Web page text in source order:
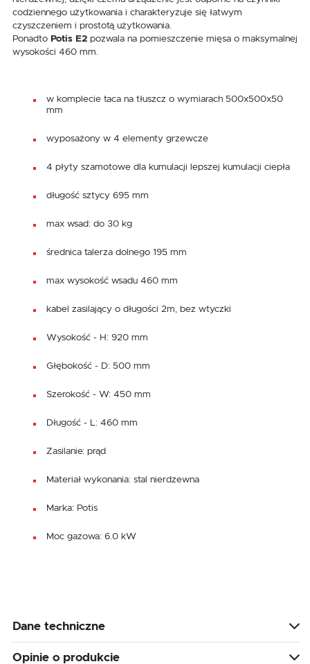
codziennego użytkowania i charakteryzuje się łatwym
czyszczeniem i prostotą użytkowania.
Ponadto Potis E2 pozwala na pomieszczenie mięsa o maksymalnej
wysokości 460 mm.
w komplecie taca na tłuszcz o wymiarach 500x500x50
mm
wyposażony w 4 elementy grzewcze
4 płyty szamotowe dla kumulacji lepszej kumulacji ciepła
długość sztycy 695 mm
max wsad: do 30 kg
średnica talerza dolnego 195 mm
max wysokość wsadu 460 mm
kabel zasilający o długości 2m, bez wtyczki
Wysokość - H: 920 mm
Głębokość - D: 500 mm
Szerokość - W: 450 mm
Długość - L: 460 mm
Zasilanie: prąd
Materiał wykonania: stal nierdzewna
Marka: Potis
Moc gazowa: 6.0 kW
Dane techniczne
Opinie o produkcie